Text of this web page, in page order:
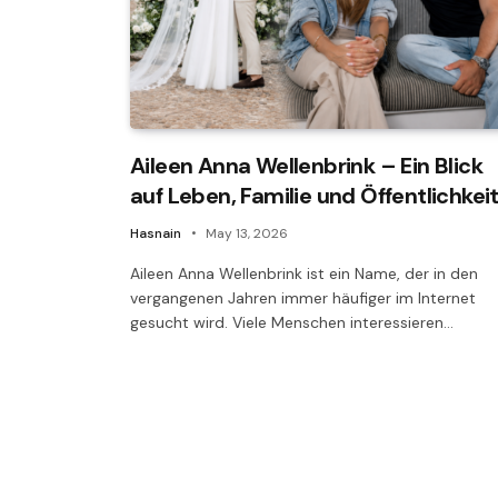
Aileen Anna Wellenbrink – Ein Blick
auf Leben, Familie und Öffentlichkeit
Hasnain May 13, 2026
Aileen Anna Wellenbrink ist ein Name, der in den
vergangenen Jahren immer häufiger im Internet
gesucht wird. Viele Menschen interessieren…